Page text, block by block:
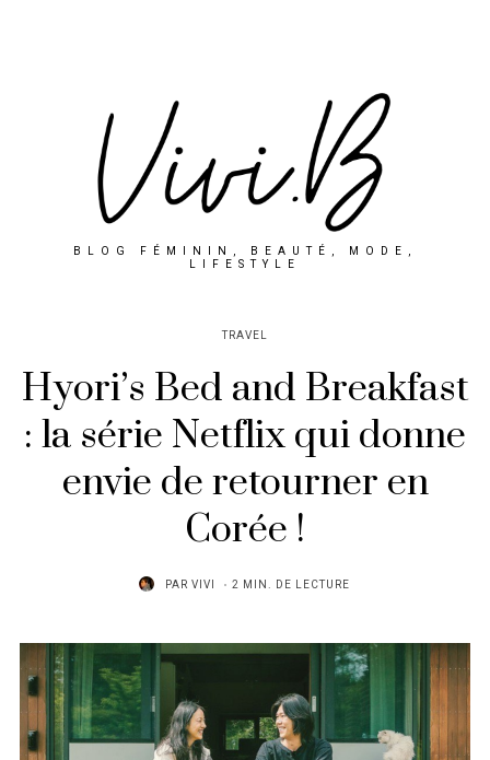
BLOG FÉMININ, BEAUTÉ, MODE,
LIFESTYLE
TRAVEL
Hyori’s Bed and Breakfast
: la série Netflix qui donne
envie de retourner en
Corée !
PAR VIVI 2 MIN. DE LECTURE